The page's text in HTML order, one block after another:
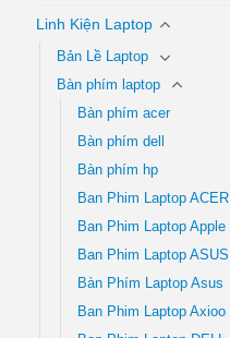
Linh Kiện Laptop
Bản Lề Laptop
Bàn phím laptop
Bàn phím acer
Bàn phím dell
Bàn phím hp
Ban Phim Laptop ACER
Ban Phim Laptop Apple
Ban Phim Laptop ASUS
Bàn Phím Laptop Asus
Ban Phim Laptop Axioo